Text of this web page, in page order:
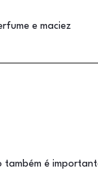
e maciez
também é